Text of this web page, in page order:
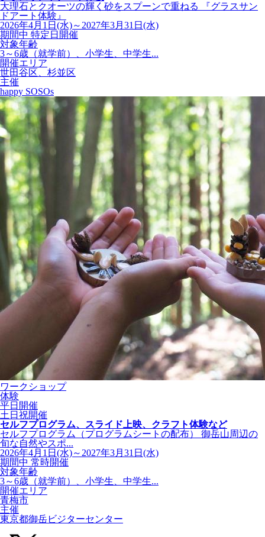
大理石とクオーツの輝く砂をスプーンで重ねる 『グラスサン
ドアート体験』
2026年4月1日(水)～2027年3月31日(水)
期間中 特定日開催
対象年齢
3～6歳（就学前）、小学生、中学生...
開催エリア
世田谷区、杉並区
主催
happy SOSOs
ワークショップ
体験
平日開催
土日祝開催
セルフプログラム、スライド上映、クラフト体験など
セルフプログラム（プログラムシートの配布） 御岳山周辺の
旬な自然やスポ...
2026年4月1日(水)～2027年3月31日(水)
期間中 常時開催
対象年齢
3～6歳（就学前）、小学生、中学生...
開催エリア
青梅市
主催
東京都御岳ビジターセンター